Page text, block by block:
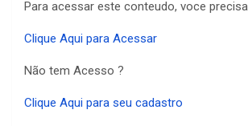
Para acessar este conteudo, voce
Clique Aqui para Acessar
Não tem Acesso ?
Clique Aqui para seu cadastro